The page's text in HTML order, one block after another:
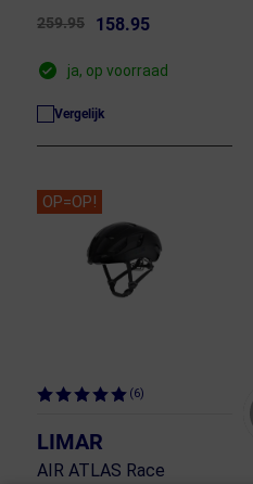
259.95 158.95
ja, op voorraad
Vergelijk
OP=OP!
(6)
LIMAR
AIR ATLAS Race